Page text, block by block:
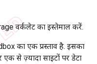
वर्कलेट का इस्तेमाल करें.
का एक प्रस्ताव है. इसका
से ज़्यादा साइटों पर डेटा